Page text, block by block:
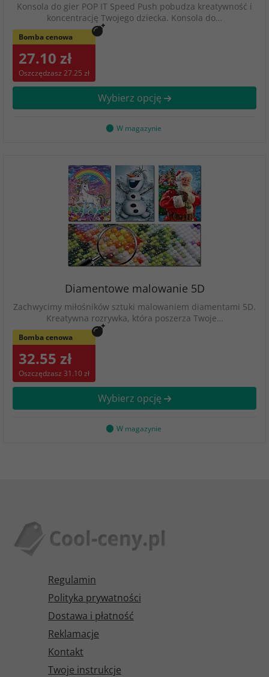
Konsola do gier POP IT Speed Push pobudza kreatywność i
koncentrację Twojego dziecka. Konsola do…
Bomba cenowa
27.10 zł
Oszczędzasz 27.25 zł
Wybierz opcję
W magazynie
Diamentowe malowanie 5D
Zachwycimy miłośników sztuki malowaniem diamentami 5D.
Kreatywna rozrywka, która poszerza Twoje…
Bomba cenowa
32.55 zł
Oszczędzasz 31.10 zł
Wybierz opcję
W magazynie
Regulamin
Polityka prywatności
Dostawa i płatność
Reklamacje
Kontakt
Twoje instrukcje